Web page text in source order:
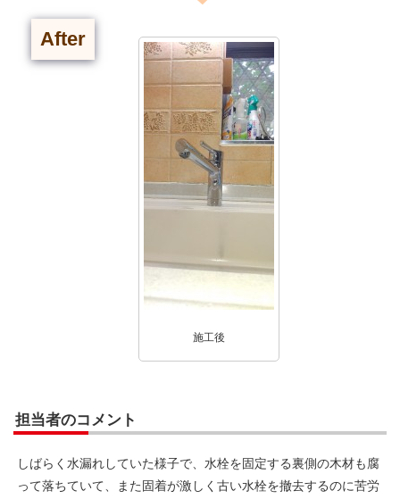
After
施工後
担当者のコメント
しばらく水漏れしていた様子で、水栓を固定する裏側の木材も腐
って落ちていて、また固着が激しく古い水栓を撤去するのに苦労